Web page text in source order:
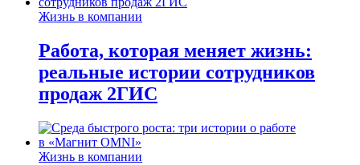
Жизнь в компании
Работа, которая меняет жизнь:
реальные истории сотрудников
продаж 2ГИС
Жизнь в компании